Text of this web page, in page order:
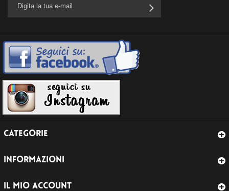
CATEGORIE
INFORMAZIONI
IL MIO ACCOUNT